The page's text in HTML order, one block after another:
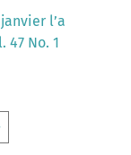
janvier l’a
47 No. 1